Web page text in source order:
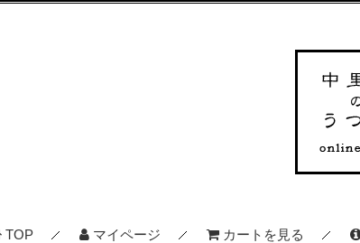
TOP マイページ カートを見る